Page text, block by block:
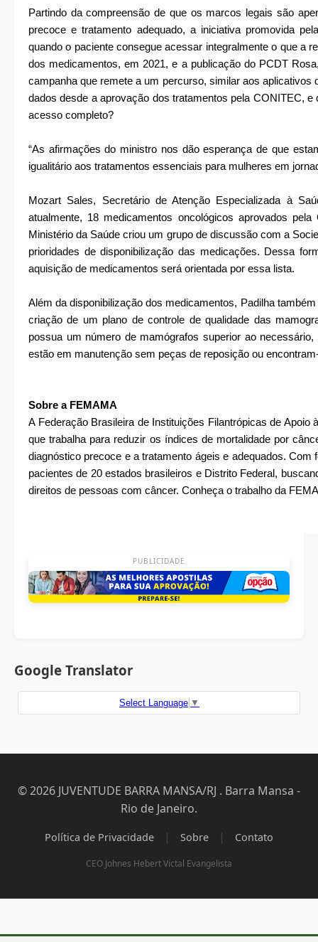
Partindo da compreensão de que os marcos legais são
precoce e tratamento adequado, a iniciativa promovida
quando o paciente consegue acessar integralmente o que a
dos medicamentos, em 2021, e a publicação do PCDT
campanha que remete a um percurso, similar aos
dados desde a aprovação dos tratamentos pela CONITEC,
acesso completo?
“As afirmações do ministro nos dão esperança de que
igualitário aos tratamentos essenciais para mulheres em
Mozart Sales, Secretário de Atenção Especializada à
atualmente, 18 medicamentos oncológicos aprovados
Ministério da Saúde criou um grupo de discussão com a
prioridades de disponibilização das medicações. Dessa
aquisição de medicamentos será orientada por essa lista.
Além da disponibilização dos medicamentos, Padilha
criação de um plano de controle de qualidade das
possua um número de mamógrafos superior ao
estão em manutenção sem peças de reposição ou
Sobre a FEMAMA
A Federação Brasileira de Instituições Filantrópicas de
que trabalha para reduzir os índices de mortalidade por
diagnóstico precoce e a tratamento ágeis e adequados.
pacientes de 20 estados brasileiros e Distrito Federal,
direitos de pessoas com câncer. Conheça o trabalho da
PUBLICIDADE
Google Translator
Select Language ▼
© 2026 JUVENTUDE BARRA MANSA/RJ . Barra Mansa -
Rio de Janeiro.
Política de Privacidade | Sobre | Contato
CEO Johnes Hebert Victal Evangelista